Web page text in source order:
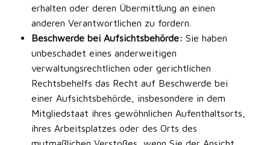
erhalten oder deren Übermittlung an einen
anderen Verantwortlichen zu fordern.
Beschwerde bei Aufsichtsbehörde: Sie haben
unbeschadet eines anderweitigen
verwaltungsrechtlichen oder gerichtlichen
Rechtsbehelfs das Recht auf Beschwerde bei
einer Aufsichtsbehörde, insbesondere in dem
Mitgliedstaat ihres gewöhnlichen Aufenthaltsorts,
ihres Arbeitsplatzes oder des Orts des